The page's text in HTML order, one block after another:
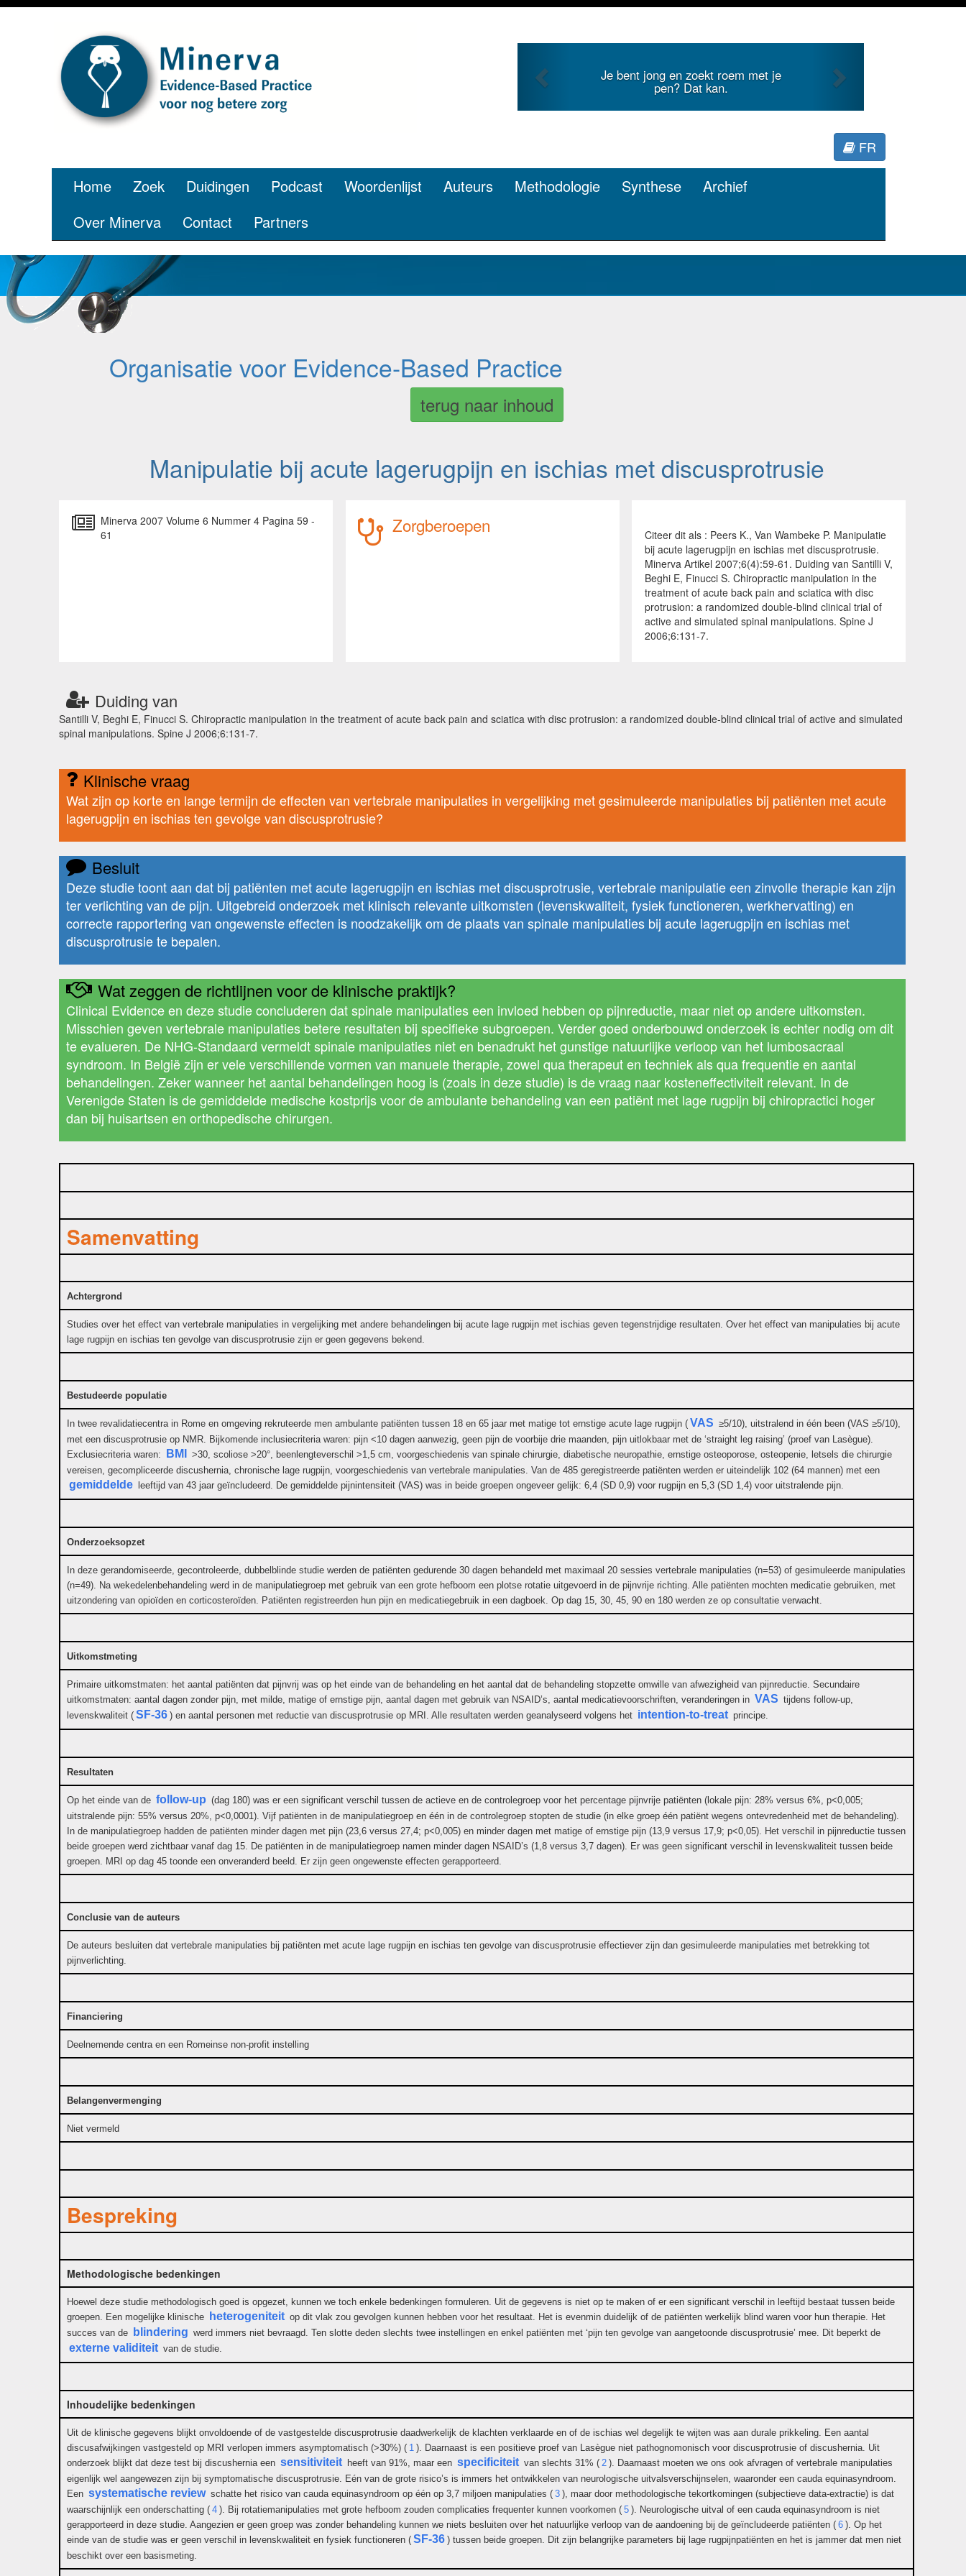
Je duidt internationale literatuur voor
Minerva.
FR
Home Zoek Duidingen Podcast Woordenlijst Auteurs Methodologie Synthese
Archief
Over Minerva
Contact Partners
Organisatie voor Evidence-Based Practice
terug naar inhoud
Manipulatie bij acute lagerugpijn en ischias met discusprotrusie
Minerva 2007 Volume 6 Nummer 4 Pagina 59 -
61
Zorgberoepen
Citeer dit als : Peers K., Van Wambeke P. Manipulatie
bij acute lagerugpijn en ischias met discusprotrusie.
Minerva Artikel 2007;6(4):59-61. Duiding van Santilli V,
Beghi E, Finucci S. Chiropractic manipulation in the
treatment of acute back pain and sciatica with disc
protrusion: a randomized double-blind clinical trial of
active and simulated spinal manipulations. Spine J
2006;6:131-7.
Duiding van
Santilli V, Beghi E, Finucci S. Chiropractic manipulation in the treatment of acute back pain and sciatica with disc protrusion: a randomized double-blind clinical trial of active and simulated
spinal manipulations. Spine J 2006;6:131-7.
Klinische vraag
Wat zijn op korte en lange termijn de effecten van vertebrale manipulaties in vergelijking met gesimuleerde manipulaties bij patiënten met acute
lagerugpijn en ischias ten gevolge van discusprotrusie?
Besluit
Deze studie toont aan dat bij patiënten met acute lagerugpijn en ischias met discusprotrusie, vertebrale manipulatie een zinvolle therapie kan zijn
ter verlichting van de pijn. Uitgebreid onderzoek met klinisch relevante uitkomsten (levenskwaliteit, fysiek functioneren, werkhervatting) en
correcte rapportering van ongewenste effecten is noodzakelijk om de plaats van spinale manipulaties bij acute lagerugpijn en ischias met
discusprotrusie te bepalen.
Wat zeggen de richtlijnen voor de klinische praktijk?
Clinical Evidence en deze studie concluderen dat spinale manipulaties een invloed hebben op pijnreductie, maar niet op andere uitkomsten.
Misschien geven vertebrale manipulaties betere resultaten bij specifieke subgroepen. Verder goed onderbouwd onderzoek is echter nodig om dit
te evalueren. De NHG-Standaard vermeldt spinale manipulaties niet en benadrukt het gunstige natuurlijke verloop van het lumbosacraal
syndroom. In België zijn er vele verschillende vormen van manuele therapie, zowel qua therapeut en techniek als qua frequentie en aantal
behandelingen. Zeker wanneer het aantal behandelingen hoog is (zoals in deze studie) is de vraag naar kosteneffectiviteit relevant. In de
Verenigde Staten is de gemiddelde medische kostprijs voor de ambulante behandeling van een patiënt met lage rugpijn bij chiropractici hoger
dan bij huisartsen en orthopedische chirurgen.
Samenvatting
Achtergrond
Studies over het effect van vertebrale manipulaties in vergelijking met andere behandelingen bij acute lage rugpijn met ischias geven tegenstrijdige resultaten. Over het effect van manipulaties bij acute
lage rugpijn en ischias ten gevolge van discusprotrusie zijn er geen gegevens bekend.
Bestudeerde populatie
In twee revalidatiecentra in Rome en omgeving rekruteerde men ambulante patiënten tussen 18 en 65 jaar met matige tot ernstige acute lage rugpijn ( VAS ≥5/10), uitstralend in één been (VAS ≥5/10),
met een discusprotrusie op NMR. Bijkomende inclusiecriteria waren: pijn <10 dagen aanwezig, geen pijn de voorbije drie maanden, pijn uitlokbaar met de ‘straight leg raising’ (proef van Lasègue).
Exclusiecriteria waren:
BMI
>30, scoliose >20°, beenlengteverschil >1,5 cm, voorgeschiedenis van spinale chirurgie, diabetische neuropathie, ernstige osteoporose, osteopenie, letsels die chirurgie
vereisen, gecompliceerde discushernia, chronische lage rugpijn, voorgeschiedenis van vertebrale manipulaties. Van de 485 geregistreerde patiënten werden er uiteindelijk 102 (64 mannen) met een
gemiddelde leeftijd van 43 jaar geïncludeerd. De gemiddelde pijnintensiteit (VAS) was in beide groepen ongeveer gelijk: 6,4 (SD 0,9) voor rugpijn en 5,3 (SD 1,4) voor uitstralende pijn.
Onderzoeksopzet
In deze gerandomiseerde, gecontroleerde, dubbelblinde studie werden de patiënten gedurende 30 dagen behandeld met maximaal 20 sessies vertebrale manipulaties (n=53) of gesimuleerde manipulaties
(n=49). Na wekedelenbehandeling werd in de manipulatiegroep met gebruik van een grote hefboom een plotse rotatie uitgevoerd in de pijnvrije richting. Alle patiënten mochten medicatie gebruiken, met
uitzondering van opioïden en corticosteroïden. Patiënten registreerden hun pijn en medicatiegebruik in een dagboek. Op dag 15, 30, 45, 90 en 180 werden ze op consultatie verwacht.
Uitkomstmeting
Primaire uitkomstmaten: het aantal patiënten dat pijnvrij was op het einde van de behandeling en het aantal dat de behandeling stopzette omwille van afwezigheid van pijnreductie. Secundaire
uitkomstmaten: aantal dagen zonder pijn, met milde, matige of ernstige pijn, aantal dagen met gebruik van NSAID’s, aantal medicatievoorschriften, veranderingen in VAS tijdens follow-up,
levenskwaliteit ( SF-36 ) en aantal personen met reductie van discusprotrusie op MRI. Alle resultaten werden geanalyseerd volgens het intention-to-treat principe.
Resultaten
Op het einde van de follow-up (dag 180) was er een significant verschil tussen de actieve en de controlegroep voor het percentage pijnvrije patiënten (lokale pijn: 28% versus 6%, p<0,005;
uitstralende pijn: 55% versus 20%, p<0,0001). Vijf patiënten in de manipulatiegroep en één in de controlegroep stopten de studie (in elke groep één patiënt wegens ontevredenheid met de behandeling).
In de manipulatiegroep hadden de patiënten minder dagen met pijn (23,6 versus 27,4; p<0,005) en minder dagen met matige of ernstige pijn (13,9 versus 17,9; p<0,05). Het verschil in pijnreductie tussen
beide groepen werd zichtbaar vanaf dag 15. De patiënten in de manipulatiegroep namen minder dagen NSAID’s (1,8 versus 3,7 dagen). Er was geen significant verschil in levenskwaliteit tussen beide
groepen. MRI op dag 45 toonde een onveranderd beeld. Er zijn geen ongewenste effecten gerapporteerd.
Conclusie van de auteurs
De auteurs besluiten dat vertebrale manipulaties bij patiënten met acute lage rugpijn en ischias ten gevolge van discusprotrusie effectiever zijn dan gesimuleerde manipulaties met betrekking tot
pijnverlichting.
Financiering
Deelnemende centra en een Romeinse non-profit instelling
Belangenvermenging
Niet vermeld
Bespreking
Methodologische bedenkingen
Hoewel deze studie methodologisch goed is opgezet, kunnen we toch enkele bedenkingen formuleren. Uit de gegevens is niet op te maken of er een significant verschil in leeftijd bestaat tussen beide
groepen. Een mogelijke klinische
heterogeniteit op dit vlak zou gevolgen kunnen hebben voor het resultaat. Het is evenmin duidelijk of de patiënten werkelijk blind waren voor hun therapie. Het
succes van de
blindering werd immers niet bevraagd. Ten slotte deden slechts twee instellingen en enkel patiënten met ‘pijn ten gevolge van aangetoonde discusprotrusie’ mee. Dit beperkt de
externe validiteit van de studie.
Inhoudelijke bedenkingen
Uit de klinische gegevens blijkt onvoldoende of de vastgestelde discusprotrusie daadwerkelijk de klachten verklaarde en of de ischias wel degelijk te wijten was aan durale prikkeling. Een aantal
discusafwijkingen vastgesteld op MRI verlopen immers asymptomatisch (>30%) ( 1 ). Daarnaast is een positieve proef van Lasègue niet pathognomonisch voor discusprotrusie of discushernia. Uit
onderzoek blijkt dat deze test bij discushernia een sensitiviteit heeft van 91%, maar een specificiteit van slechts 31% ( 2 ). Daarnaast moeten we ons ook afvragen of vertebrale manipulaties
eigenlijk wel aangewezen zijn bij symptomatische discusprotrusie. Eén van de grote risico’s is immers het ontwikkelen van neurologische uitvalsverschijnselen, waaronder een cauda equinasyndroom.
Een systematische review schatte het risico van cauda equinasyndroom op één op 3,7 miljoen manipulaties ( 3 ), maar door methodologische tekortkomingen (subjectieve data-extractie) is dat
waarschijnlijk een onderschatting ( 4 ). Bij rotatiemanipulaties met grote hefboom zouden complicaties frequenter kunnen voorkomen ( 5 ). Neurologische uitval of een cauda equinasyndroom is niet
gerapporteerd in deze studie. Aangezien er geen groep was zonder behandeling kunnen we niets besluiten over het natuurlijke verloop van de aandoening bij de geïncludeerde patiënten ( 6 ). Op het
einde van de studie was er geen verschil in levenskwaliteit en fysiek functioneren ( SF-36 ) tussen beide groepen. Dit zijn belangrijke parameters bij lage rugpijnpatiënten en het is jammer dat men niet
beschikt over een basismeting.